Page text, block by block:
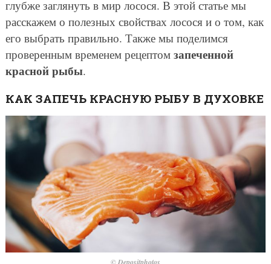
глубже заглянуть в мир лосося. В этой статье мы
расскажем о полезных свойствах лосося и о том, как
его выбрать правильно. Также мы поделимся
проверенным временем рецептом запеченной
красной рыбы.
КАК ЗАПЕЧЬ КРАСНУЮ РЫБУ В ДУХОВКЕ